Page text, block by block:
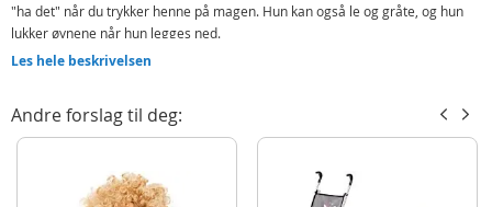
"ha det" når du trykker henne på magen. Hun kan også le og gråte, og hun
lukker øynene når hun legges ned.
Lillan er 36 cm lang og snakker fem forskjellige språk: svensk, norsk, dansk,
Kombiner gjerne med Skrållan dukketilbehør og dukkeklær til dukker på 36
Skrållan Lillan snakkedukke med brunt hår
Les hele beskrivelsen
Andre forslag til deg: